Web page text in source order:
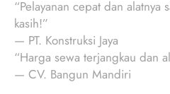
“Pelayanan cepat dan
kasih!”
— PT. Konstruksi Jaya
“Harga sewa terjangkau dan
— CV. Bangun Mandiri